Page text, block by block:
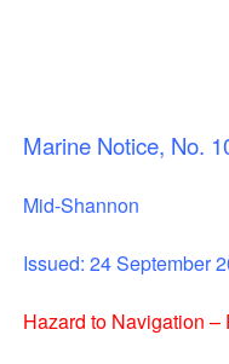
Marine Notice, No.
Mid-Shannon
Issued: 24 September
Hazard to Navigation